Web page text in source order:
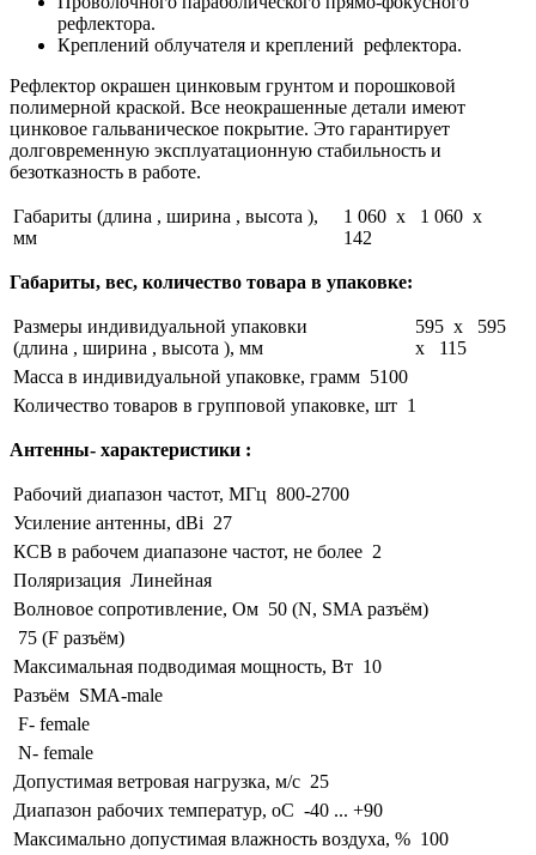
рефлектора.
Креплений облучателя и креплений рефлектора.
Рефлектор окрашен цинковым грунтом и порошковой
полимерной краской. Все неокрашенные детали имеют
цинковое гальваническое покрытие. Это гарантирует
долговременную эксплуатационную стабильность и
безотказность в работе.
Габариты (длина , ширина , высота ),
мм
1 060 x 1 060 x
142
Габариты, вес, количество товара в упаковке:
Размеры индивидуальной упаковки
(длина , ширина , высота ), мм
595 x 595
x 115
Масса в индивидуальной упаковке, грамм 5100
Количество товаров в групповой упаковке, шт 1
Антенны- характеристики :
Рабочий диапазон частот, МГц 800-2700
Усиление антенны, dBi 27
КСВ в рабочем диапазоне частот, не более 2
Поляризация Линейная
Волновое сопротивление, Ом 50 (N, SMA разъём)
75 (F разъём)
Максимальная подводимая мощность, Вт 10
Разъём SMA-male
F- female
N- female
Допустимая ветровая нагрузка, м/с 25
Диапазон рабочих температур, оС -40 ... +90
Максимально допустимая влажность воздуха, % 100